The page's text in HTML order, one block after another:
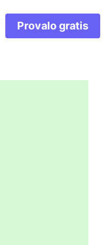
Provalo gratis